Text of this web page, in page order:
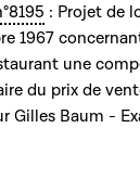
: Projet de
1967
une
du prix de
Gilles Baum -